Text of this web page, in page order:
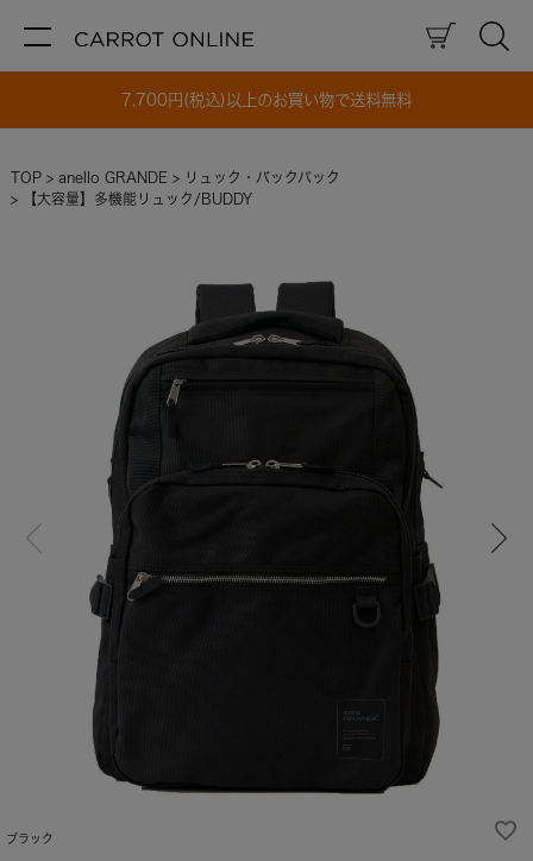
7,700円(税込)以上のお買い物で送料無料
TOP anello GRANDE
リュック・バックパック
【大容量】多機能リュック/BUDDY
ブラック